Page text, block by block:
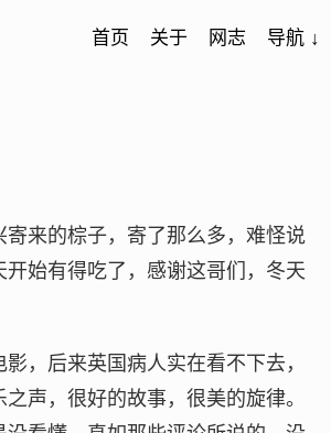
首页 关于 网志 导航 ↓
寄来的棕子，寄了那么多，难怪说
开始有得吃了，感谢这哥们，冬天
，后来英国病人实在看不下去，
声，很好的故事，很美的旋律。